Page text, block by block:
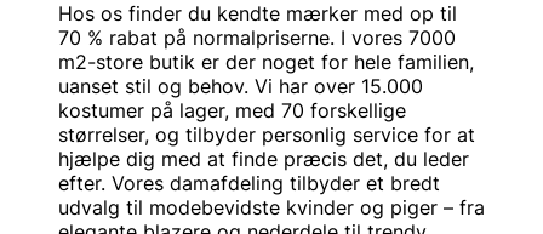
Hos os finder du kendte mærker med op til
70 % rabat på normalpriserne. I vores 7000
m2-store butik er der noget for hele familien,
uanset stil og behov. Vi har over 15.000
kostumer på lager, med 70 forskellige
størrelser, og tilbyder personlig service for at
hjælpe dig med at finde præcis det, du leder
efter. Vores damafdeling tilbyder et bredt
udvalg til modebevidste kvinder og piger – fra